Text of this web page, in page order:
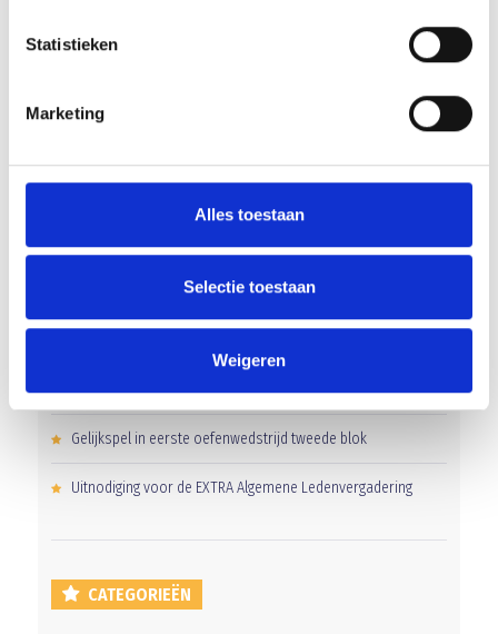
Statistieken
Marketing
Alles toestaan
Selectie toestaan
Weigeren
RECENT NIEUWS
‘Méér kansen voor de eigen jeugd’
Overwinning op Mierlo Hout
Gelijkspel in eerste oefenwedstrijd tweede blok
Uitnodiging voor de EXTRA Algemene Ledenvergadering
CATEGORIEËN